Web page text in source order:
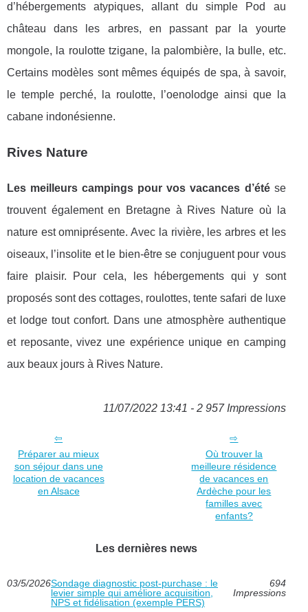
d’hébergements atypiques, allant du simple Pod au
château dans les arbres, en passant par la yourte
mongole, la roulotte tzigane, la palombière, la bulle, etc.
Certains modèles sont mêmes équipés de spa, à savoir,
le temple perché, la roulotte, l’oenolodge ainsi que la
cabane indonésienne.
Rives Nature
Les meilleurs campings pour vos vacances d’étése
trouvent également en Bretagne à Rives Nature où la
nature est omniprésente. Avec la rivière, les arbres et les
oiseaux, l’insolite et le bien-être se conjuguent pour vous
faire plaisir. Pour cela, les hébergements qui y sont
proposés sont des cottages, roulottes, tente safari de luxe
et lodge tout confort. Dans une atmosphère authentique
et reposante, vivez une expérience unique en camping
aux beaux jours à Rives Nature.
11/07/2022 13:41 - 2 957 Impressions
Préparer au mieux
son séjour dans une
location de vacances
en Alsace
Où trouver la
meilleure résidence
de vacances en
Ardèche pour les
familles avec
enfants?
Les dernières news
03/5/2026Sondage diagnostic post‑purchase : le
levier simple qui améliore acquisition,
NPS et fidélisation (exemple PERS)
694
Impressions